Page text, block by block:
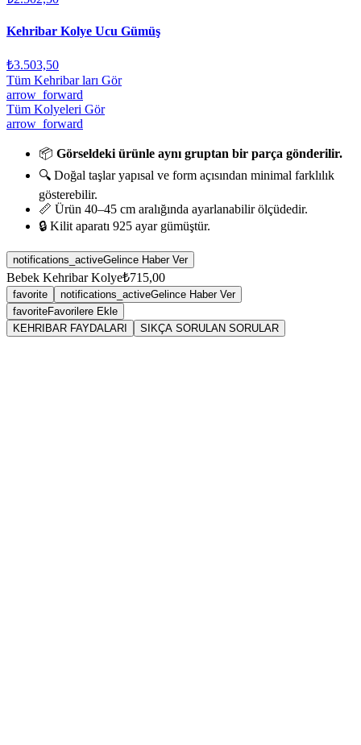
Kehribar Kolye Ucu Gümüş
₺3.503,50
Tüm Kehribar ları Gör
arrow_forward
Tüm Kolyeleri Gör
arrow_forward
📦 Görseldeki ürünle aynı gruptan bir parça gönderilir.
🔍 Doğal taşlar yapısal ve form açısından minimal farklılık
gösterebilir.
📏 Ürün 40–45 cm aralığında ayarlanabilir ölçüdedir.
🔒 Kilit aparatı 925 ayar gümüştür.
notifications_activeGelince Haber Ver
Bebek Kehribar Kolye₺715,00
favorite notifications_activeGelince Haber Ver
favoriteFavorilere Ekle
KEHRIBAR FAYDALARI
SIKÇA SORULAN SORULAR